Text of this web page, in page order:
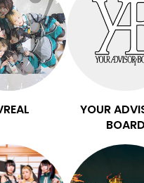
YOUR
BOARD